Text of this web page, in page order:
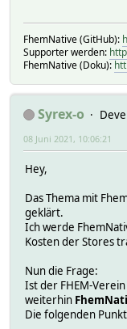
FhemNative (GitHub):
Supporter werden:
FhemNative (Doku):
Syrex-o
08 Juni 2021, 10:06:21
Hey,
Das Thema mit
geklärt.
Ich werde
Kosten der Stores
Nun die Frage:
Ist der FHEM-
weiterhin
Die folgenden